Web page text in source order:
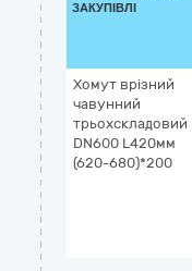
ЗАКУПІВЛІ
Хомут врізний
чавунний
трьохскладовий
DN600 L420мм
(620-680)*200